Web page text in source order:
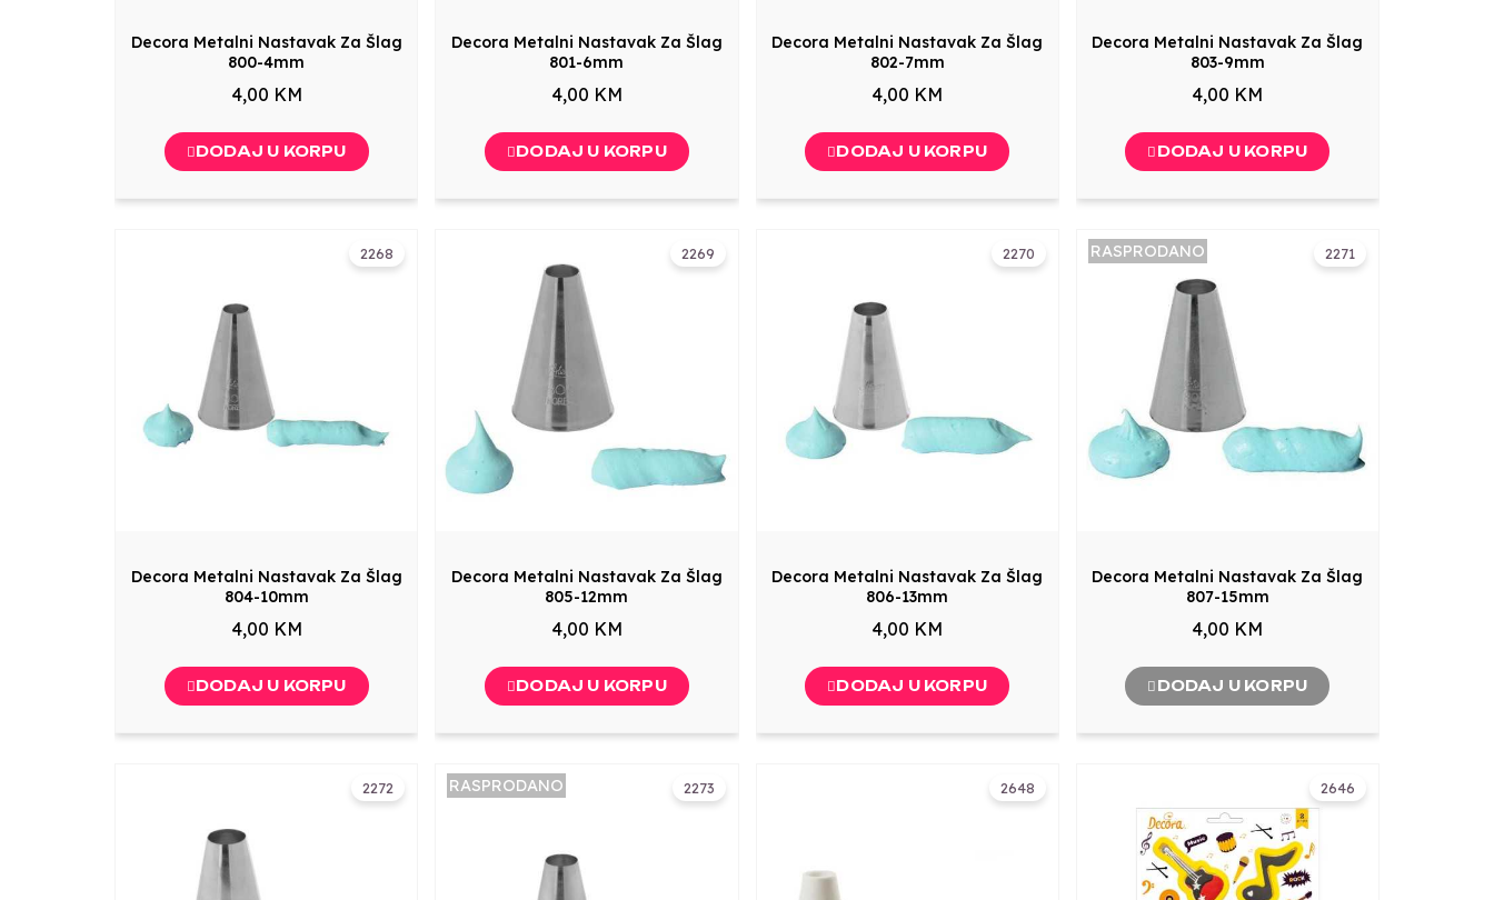
Decora Metalni Nastavak Za Šlag
800-4mm
4,00 KM
DODAJ U KORPU
Decora Metalni Nastavak Za Šlag
801-6mm
4,00 KM
DODAJ U KORPU
Decora Metalni Nastavak Za Šlag
802-7mm
4,00 KM
DODAJ U KORPU
Decora Metalni Nastavak Za Šlag
803-9mm
4,00 KM
DODAJ U KORPU
2268
Decora Metalni Nastavak Za Šlag
804-10mm
4,00 KM
DODAJ U KORPU
2269
Decora Metalni Nastavak Za Šlag
805-12mm
4,00 KM
DODAJ U KORPU
2270
Decora Metalni Nastavak Za Šlag
806-13mm
4,00 KM
DODAJ U KORPU
2271
RASPRODANO
Decora Metalni Nastavak Za Šlag
807-15mm
4,00 KM
DODAJ U KORPU
2272 2273
RASPRODANO 2648 2646